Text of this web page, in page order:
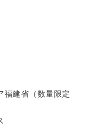
福建省（数量限定